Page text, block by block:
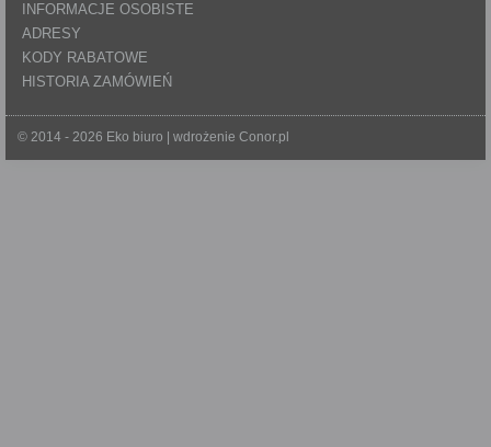
INFORMACJE OSOBISTE
ADRESY
KODY RABATOWE
HISTORIA ZAMÓWIEŃ
© 2014 - 2026 Eko biuro | wdrożenie Conor.pl